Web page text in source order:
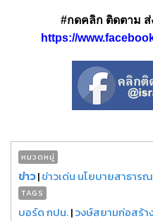
#กดคลิก ติดตาม
https://
หมวดหมู่
ข่าว|ข่าวเด่น นโยบายสาธาร
TAGS
บอร์ด กปน.|วงษ์สยามก่อสร้า